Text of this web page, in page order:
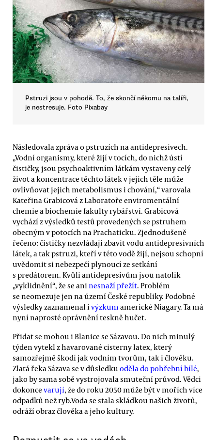
Pstruzi jsou v pohodě. To, že skončí někomu na talíři,
je nestresuje. Foto Pixabay
Následovala zpráva o pstruzích na antidepresivech.
„Vodní organismy, které žijí v tocích, do nichž ústí
čističky, jsou psychoaktivním látkám vystaveny celý
život a koncentrace těchto látek v jejich těle může
ovlivňovat jejich metabolismus i chování,“ varovala
Kateřina Grabicová z Laboratoře enviromentální
chemie a biochemie fakulty rybářství. Grabicová
vychází z výsledků testů provedených se pstruhem
obecným v potocích na Prachaticku. Zjednodušeně
řečeno: čističky nezvládají zbavit vodu antidepresivních
látek, a tak pstruzi, kteří v této vodě žijí, nejsou schopní
uvědomit si nebezpečí plynoucí ze setkání
s predátorem. Kvůli antidepresivům jsou natolik
„vyklidnění“, že se aninesnaží přežít. Problém
se neomezuje jen na území České republiky. Podobné
výsledky zaznamenal ivýzkum americké Niagary. Ta má
nyní naprosté oprávnění teskně hučet.
Přidat se mohou i Blanice se Sázavou. Do nich minulý
týden vytekl z havarované cisterny latex, který
samozřejmě škodí jak vodním tvorům, tak i člověku.
Zlatá řeka Sázava se v důsledku oděla do pohřební bílé,
jako by sama sobě vystrojovala smuteční průvod. Vědci
dokonce varují, že do roku 2050 může být v mořích více
odpadků než ryb.Voda se stala skládkou našich životů,
odráží obraz člověka a jeho kultury.